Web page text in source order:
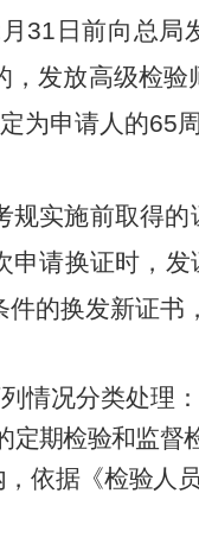
月 31 日前向总局
，发放高级检验
为申请人的65
规实施前取得的
申请换证时 ，
件的换发新证书
情况分类处理：
定期检验和监督
依据《检验人